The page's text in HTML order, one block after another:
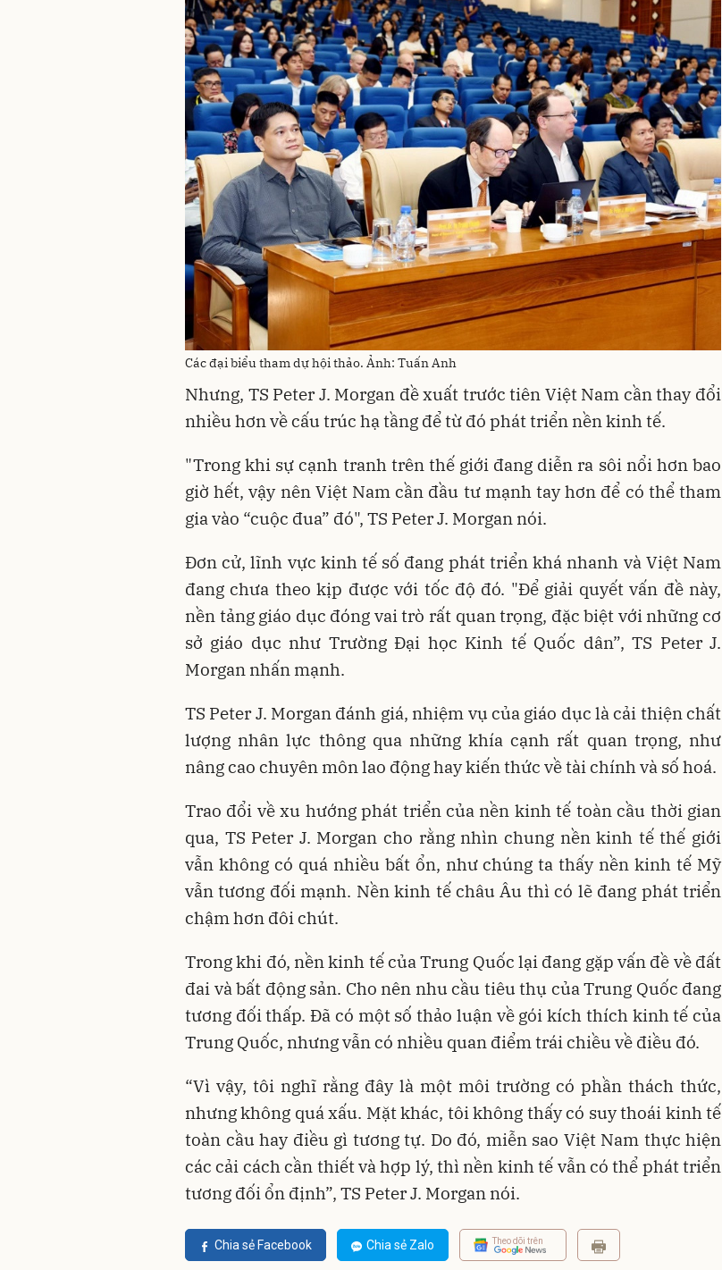
Các đại biểu tham dự hội thảo. Ảnh: Tuấn Anh
Nhưng, TS Peter J. Morgan đề xuất trước tiên Việt Nam cần thay đổi
nhiều hơn về cấu trúc hạ tầng để từ đó phát triển nền kinh tế.
"Trong khi sự cạnh tranh trên thế giới đang diễn ra sôi nổi hơn bao
giờ hết, vậy nên Việt Nam cần đầu tư mạnh tay hơn để có thể tham
gia vào “cuộc đua” đó", TS Peter J. Morgan nói.
Đơn cử, lĩnh vực kinh tế số đang phát triển khá nhanh và Việt Nam
đang chưa theo kịp được với tốc độ đó. "Để giải quyết vấn đề này,
nền tảng giáo dục đóng vai trò rất quan trọng, đặc biệt với những cơ
sở giáo dục như Trường Đại học Kinh tế Quốc dân”, TS Peter J.
Morgan nhấn mạnh.
TS Peter J. Morgan đánh giá, nhiệm vụ của giáo dục là cải thiện chất
lượng nhân lực thông qua những khía cạnh rất quan trọng, như
nâng cao chuyên môn lao động hay kiến thức về tài chính và số hoá.
Trao đổi về xu hướng phát triển của nền kinh tế toàn cầu thời gian
qua, TS Peter J. Morgan cho rằng nhìn chung nền kinh tế thế giới
vẫn không có quá nhiều bất ổn, như chúng ta thấy nền kinh tế Mỹ
vẫn tương đối mạnh. Nền kinh tế châu Âu thì có lẽ đang phát triển
chậm hơn đôi chút.
Trong khi đó, nền kinh tế của Trung Quốc lại đang gặp vấn đề về đất
đai và bất động sản. Cho nên nhu cầu tiêu thụ của Trung Quốc đang
tương đối thấp. Đã có một số thảo luận về gói kích thích kinh tế của
Trung Quốc, nhưng vẫn có nhiều quan điểm trái chiều về điều đó.
“Vì vậy, tôi nghĩ rằng đây là một môi trường có phần thách thức,
nhưng không quá xấu. Mặt khác, tôi không thấy có suy thoái kinh tế
toàn cầu hay điều gì tương tự. Do đó, miễn sao Việt Nam thực hiện
các cải cách cần thiết và hợp lý, thì nền kinh tế vẫn có thể phát triển
tương đối ổn định”, TS Peter J. Morgan nói.
Chia sẻ Facebook Chia sẻ Zalo Theo dõi trên